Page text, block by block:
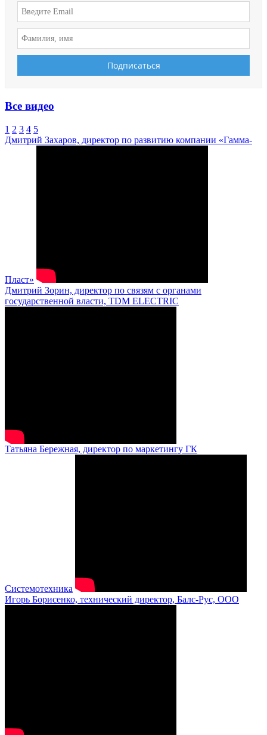
Все видео
1 2 3 4 5
Дмитрий Захаров, директор по развитию компании «Гамма-
Пласт»
Дмитрий Зорин, директор по связям с органами
государственной власти, TDM ELECTRIC
Татьяна Бережная, директор по маркетингу ГК
Системотехника
Игорь Борисенко, технический директор, Балс-Рус, ООО